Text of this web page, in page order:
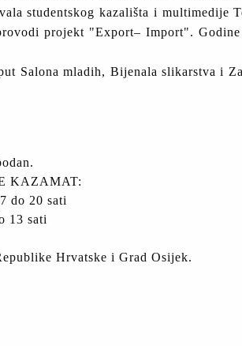
studentskog kazališta i multimedije
projekt "Export– Import".
Salona mladih, Bijenala slikarstva i
KAZAMAT:
do 20 sati
13 sati
Hrvatske i Grad Osijek.